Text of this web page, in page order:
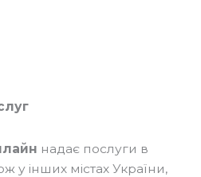
надає послуги в
у інших містах України,